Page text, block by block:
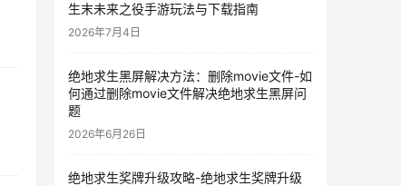
生末未来之役手游玩法与下载指南
2026年7月4日
绝地求生黑屏解决方法：删除movie文件-如
何通过删除movie文件解决绝地求生黑屏问
题
2026年6月26日
绝地求生奖牌升级攻略-绝地求生奖牌升级